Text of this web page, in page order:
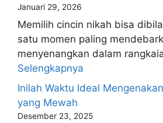
Januari 29, 2026
Memilih cincin nikah bisa
satu momen paling
menyenangkan dalam
Selengkapnya
Inilah Waktu Ideal
yang Mewah
Desember 23, 2025